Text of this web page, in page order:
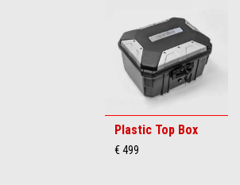
Plastic Top Box
€ 499